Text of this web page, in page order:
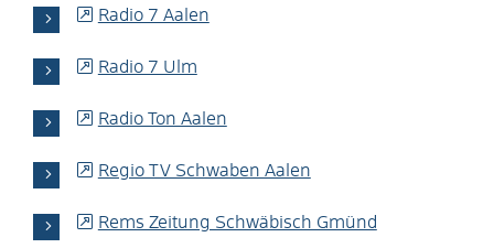
Radio 7 Aalen
Radio 7 Ulm
Radio Ton Aalen
Regio TV Schwaben Aalen
Rems Zeitung Schwäbisch Gmünd